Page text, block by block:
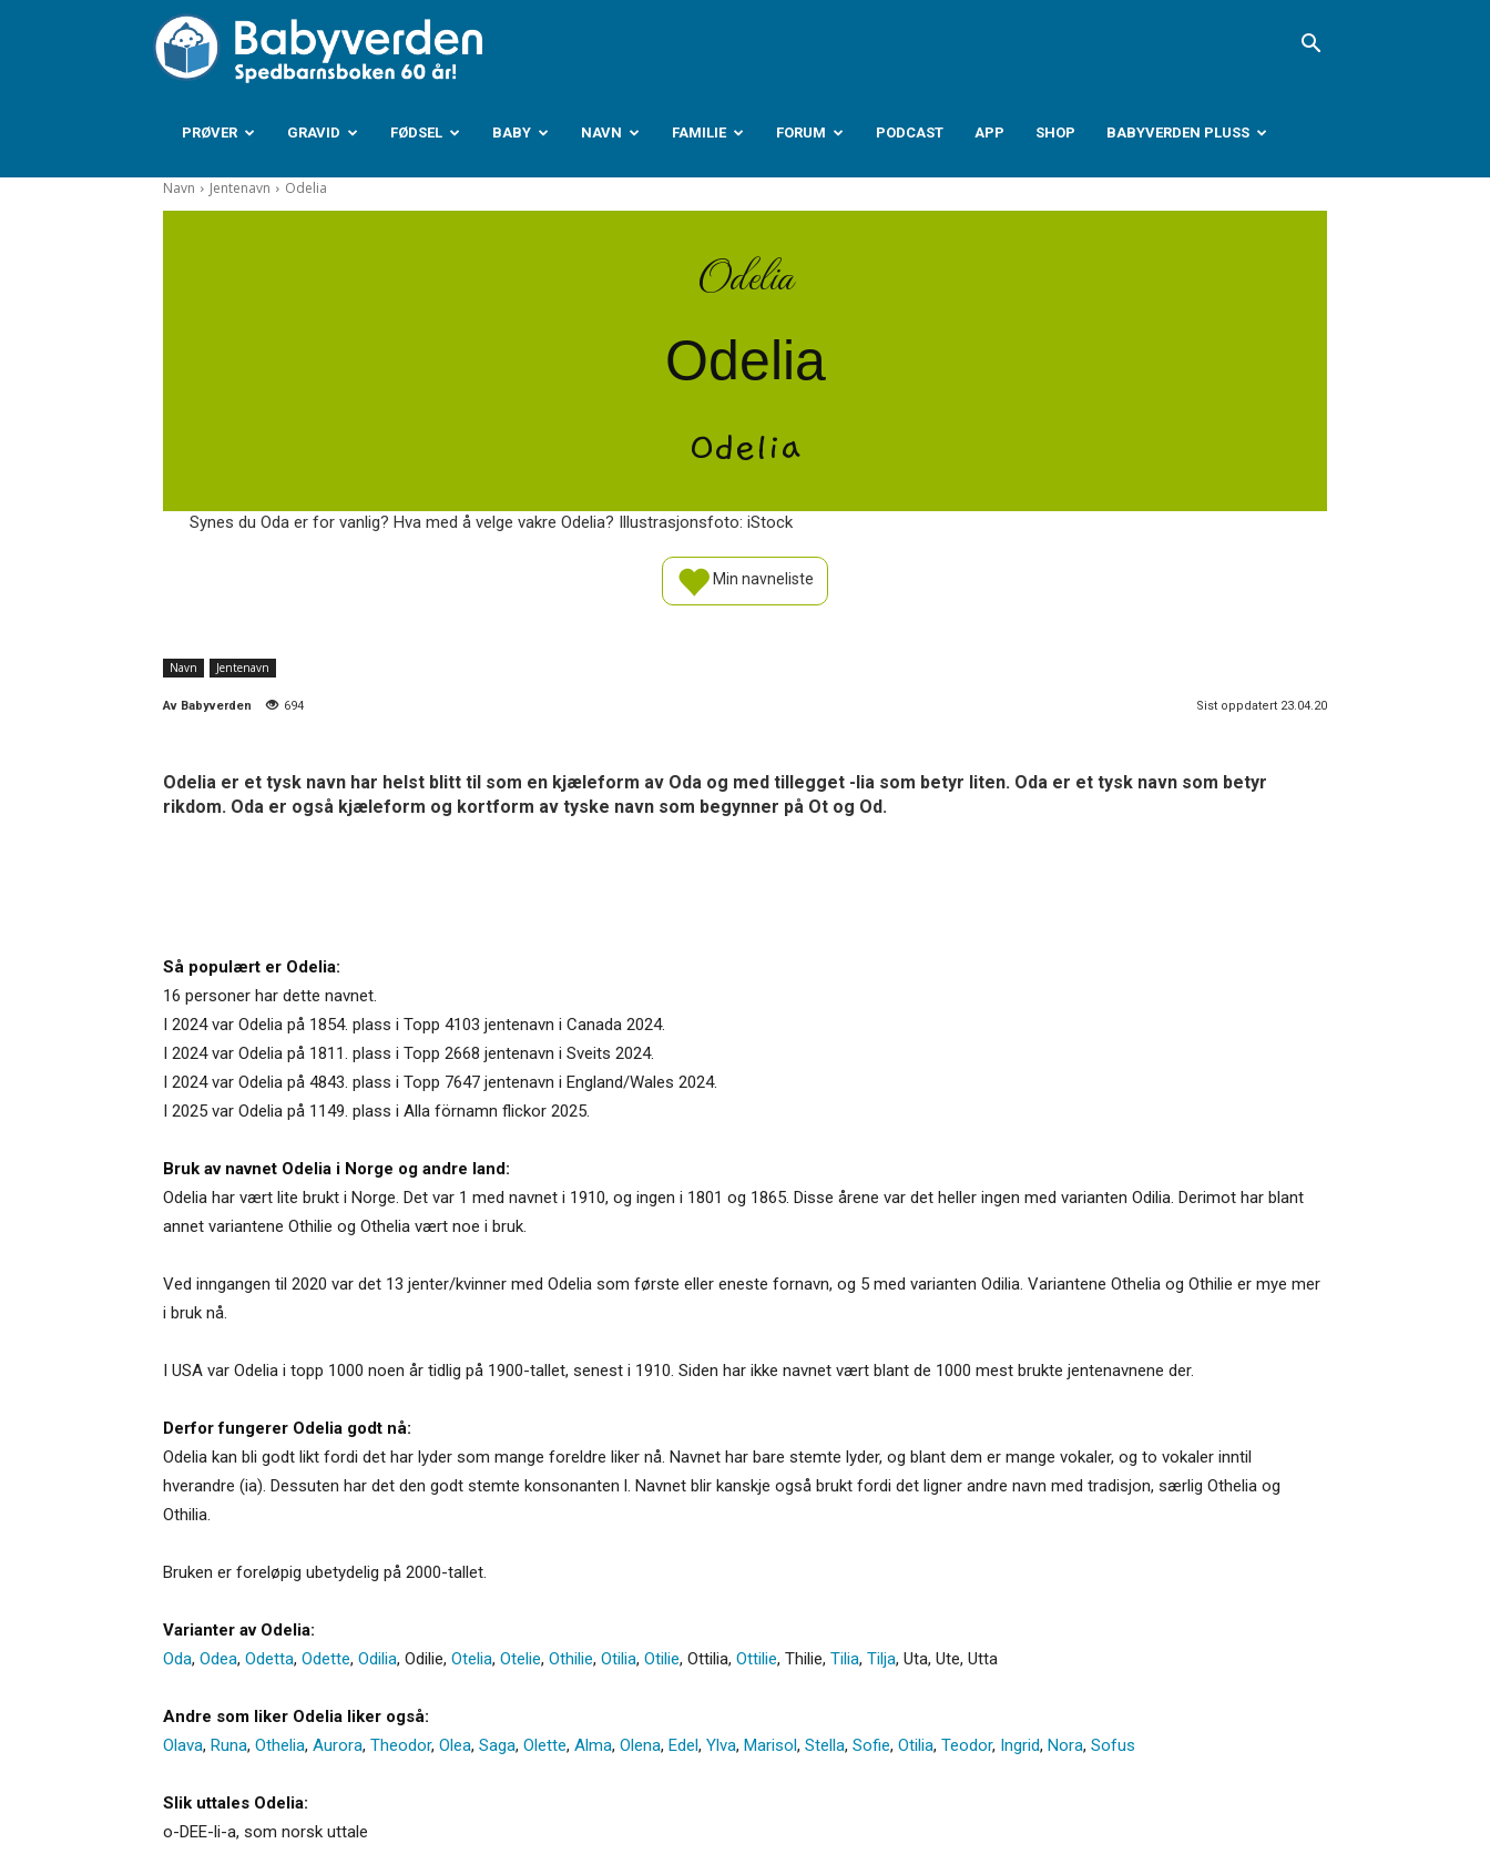
Babyverden.no
PRØVER GRAVID FØDSEL BABY NAVN FAMILIE FORUM PODCAST APP SHOP BABYVERDEN PLUSS
Navn Jentenavn Odelia
Odelia
Odelia
Odelia
Synes du Oda er for vanlig? Hva med å velge vakre Odelia? Illustrasjonsfoto: iStock
Min navneliste
Navn Jentenavn
Av Babyverden 694 Sist oppdatert 23.04.20
Odelia er et tysk navn har helst blitt til som en kjæleform av Oda og med tillegget -lia som betyr liten. Oda er et tysk navn som betyr
rikdom. Oda er også kjæleform og kortform av tyske navn som begynner på Ot og Od.
Så populært er Odelia:
16 personer har dette navnet.
I 2024 var Odelia på 1854. plass i Topp 4103 jentenavn i Canada 2024.
I 2024 var Odelia på 1811. plass i Topp 2668 jentenavn i Sveits 2024.
I 2024 var Odelia på 4843. plass i Topp 7647 jentenavn i England/Wales 2024.
I 2025 var Odelia på 1149. plass i Alla förnamn flickor 2025.
Bruk av navnet Odelia i Norge og andre land:
Odelia har vært lite brukt i Norge. Det var 1 med navnet i 1910, og ingen i 1801 og 1865. Disse årene var det heller ingen med varianten Odilia. Derimot har blant
annet variantene Othilie og Othelia vært noe i bruk.
Ved inngangen til 2020 var det 13 jenter/kvinner med Odelia som første eller eneste fornavn, og 5 med varianten Odilia. Variantene Othelia og Othilie er mye mer
i bruk nå.
I USA var Odelia i topp 1000 noen år tidlig på 1900-tallet, senest i 1910. Siden har ikke navnet vært blant de 1000 mest brukte jentenavnene der.
Derfor fungerer Odelia godt nå:
Odelia kan bli godt likt fordi det har lyder som mange foreldre liker nå. Navnet har bare stemte lyder, og blant dem er mange vokaler, og to vokaler inntil
hverandre (ia). Dessuten har det den godt stemte konsonanten l. Navnet blir kanskje også brukt fordi det ligner andre navn med tradisjon, særlig Othelia og
Othilia.
Bruken er foreløpig ubetydelig på 2000-tallet.
Varianter av Odelia:
Oda, Odea, Odetta, Odette, Odilia, Odilie, Otelia, Otelie, Othilie, Otilia, Otilie, Ottilia, Ottilie, Thilie, Tilia, Tilja, Uta, Ute, Utta
Andre som liker Odelia liker også:
Olava, Runa, Othelia, Aurora, Theodor, Olea, Saga, Olette, Alma, Olena, Edel, Ylva, Marisol, Stella, Sofie, Otilia, Teodor, Ingrid, Nora, Sofus
Slik uttales Odelia:
o-DEE-li-a, som norsk uttale